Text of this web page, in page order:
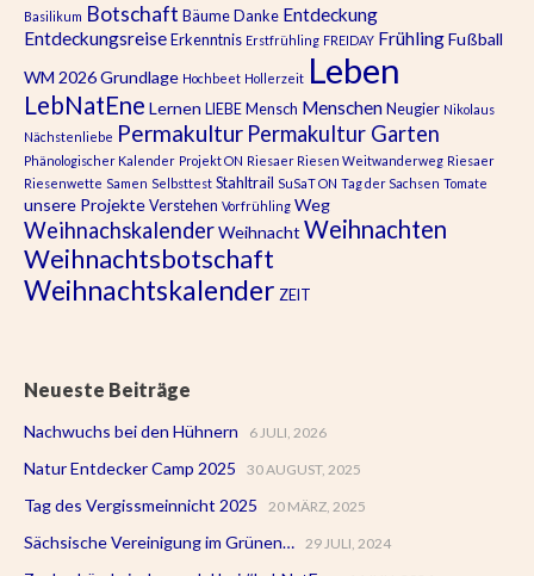
Basilikum Botschaft Bäume Danke Entdeckung
Entdeckungsreise Erkenntnis Erstfrühling FREIDAY FrühlingFußball
WM 2026Grundlage Hochbeet Hollerzeit Leben
LebNatEne Lernen LIEBE Mensch Menschen Neugier Nikolaus
Nächstenliebe Permakultur Permakultur Garten
Phänologischer Kalender Projekt ON Riesaer Riesen Weitwanderweg Riesaer
Riesenwette Samen Selbsttest Stahltrail SuSaT ON Tag der Sachsen Tomate
unsere Projekte Verstehen Vorfrühling Weg
WeihnachskalenderWeihnachtWeihnachten
Weihnachtsbotschaft
Weihnachtskalender ZEIT
Neueste Beiträge
Nachwuchs bei den Hühnern 6 JULI, 2026
Natur Entdecker Camp 2025 30 AUGUST, 2025
Tag des Vergissmeinnicht 2025 20 MÄRZ, 2025
Sächsische Vereinigung im Grünen… 29 JULI, 2024